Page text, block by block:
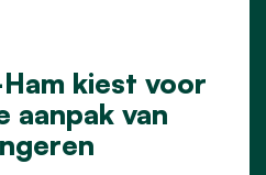
kiest voor
aanpak van